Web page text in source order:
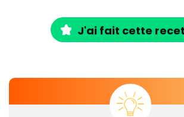
J'ai fait cette